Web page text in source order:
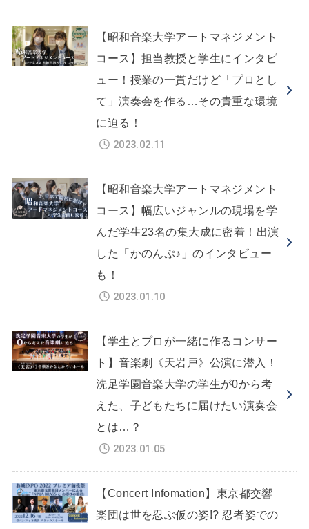
【昭和音楽大学アートマネジメント
コース】担当教授と学生にインタビ
ュー！授業の一貫だけど「プロとし
て」演奏会を作る…その貴重な環境
に迫る！
2023.02.11
【昭和音楽大学アートマネジメント
コース】幅広いジャンルの現場を学
んだ学生23名の集大成に密着！出演
した「かのんぷ♪」のインタビュー
も！
2023.01.10
【学生とプロが一緒に作るコンサー
ト】音楽劇《天岩戸》公演に潜入！
洗足学園音楽大学の学生が0から考
えた、子どもたちに届けたい演奏会
とは…？
2023.01.05
【Concert Infomation】東京都交響
楽団は世を忍ぶ仮の姿!? 忍者姿での